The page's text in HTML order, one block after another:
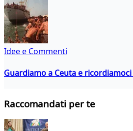
Idee e Commenti
Guardiamo a Ceuta e
Raccomandati per te